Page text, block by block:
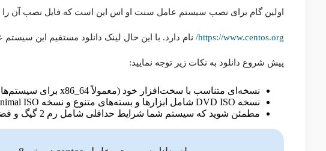
اولین گام برای نصب سیستم عامل سنت او اس این است که فایل نصب آن
https://www.centos.org/ نام دارد. با این حال لینک دانلود مستقیم این
پیش شروع دانلود به نکات زیر توجه نمایید:
نسخه‌ای متناسب با سخت‌افزار خود (معمولاً x86_64 برای سیستم‌های معمولی) انتخاب نمایید.
نسخه DVD ISO شامل ابزارها و بسته‌های متنوع و نسخه Minimal ISO سبک‌تر و شامل امکانات پایه است.
مطمئن شوید که سیستم شما شرایط حداقلی شامل رم 2 گیگ و فضای دیسک 10 گیگ را دارد.